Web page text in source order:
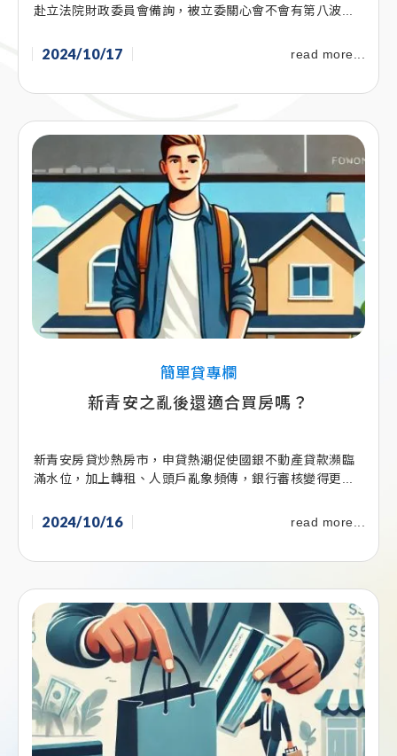
赴立法院財政委員會備詢，被立委關心會不會有第八波...
2024/10/17 read more...
簡單貸專欄
新青安之亂後還適合買房嗎？
新青安房貸炒熱房市，申貸熱潮促使國銀不動產貸款瀕臨
滿水位，加上轉租、人頭戶亂象頻傳，銀行審核變得更...
2024/10/16 read more...